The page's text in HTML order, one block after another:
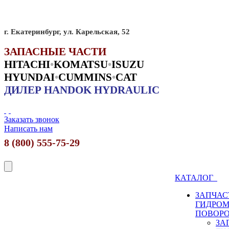
г. Екатеринбург, ул. Карельская, 52
ЗАПАСНЫЕ ЧАСТИ
HITACHI•KOMATSU•ISUZU
HYUNDAI•CUMMINS•CAT
ДИЛЕР HANDOK HYDRAULIC
Заказать звонок
Написать нам
8 (800) 555-75-29
КАТАЛОГ